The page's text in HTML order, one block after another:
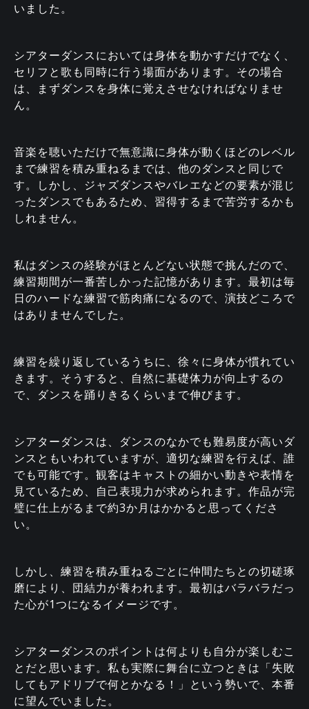
いました。
シアターダンスにおいては身体を動かすだけでなく、
セリフと歌も同時に行う場面があります。その場合
は、まずダンスを身体に覚えさせなければなりませ
ん。
音楽を聴いただけで無意識に身体が動くほどのレベル
まで練習を積み重ねるまでは、他のダンスと同じで
す。しかし、ジャズダンスやバレエなどの要素が混じ
ったダンスでもあるため、習得するまで苦労するかも
しれません。
私はダンスの経験がほとんどない状態で挑んだので、
練習期間が一番苦しかった記憶があります。最初は毎
日のハードな練習で筋肉痛になるので、演技どころで
はありませんでした。
練習を繰り返しているうちに、徐々に身体が慣れてい
きます。そうすると、自然に基礎体力が向上するの
で、ダンスを踊りきるくらいまで伸びます。
シアターダンスは、ダンスのなかでも難易度が高いダ
ンスともいわれていますが、適切な練習を行えば、誰
でも可能です。観客はキャストの細かい動きや表情を
見ているため、自己表現力が求められます。作品が完
璧に仕上がるまで約3か月はかかると思ってくださ
い。
しかし、練習を積み重ねるごとに仲間たちとの切磋琢
磨により、団結力が養われます。最初はバラバラだっ
た心が1つになるイメージです。
シアターダンスのポイントは何よりも自分が楽しむこ
とだと思います。私も実際に舞台に立つときは「失敗
してもアドリブで何とかなる！」という勢いで、本番
に望んでいました。